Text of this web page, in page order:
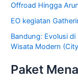
Offroad Hingga
EO kegiatan
Bandung: Evolusi
Wisata Modern
Paket